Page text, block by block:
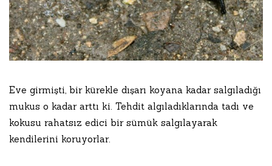
Eve girmişti, bir kürekle dışarı koyana kadar salgıladığı
mukus o kadar arttı ki. Tehdit algıladıklarında tadı ve
kokusu rahatsız edici bir sümük salgılayarak
kendilerini koruyorlar.